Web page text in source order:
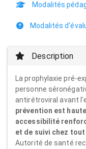
Modalités
Modalités
Description
La prophylaxie pré-
personne
antirétroviral avant
prévention est
accessibilité
et de suivi chez
Autorité de santé